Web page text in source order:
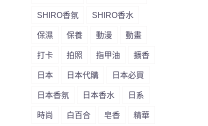
SHIRO香氛 SHIRO香水
保濕 保養 動漫 動畫
打卡 拍照 指甲油 擴香
日本 日本代購 日本必買
日本香氛 日本香水 日系
時尚 白百合 皂香 精華